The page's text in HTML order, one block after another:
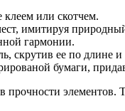
клеем или скотчем.
имитируя
гармонии.
скрутив ее по длине и
бумаги,
элементов.